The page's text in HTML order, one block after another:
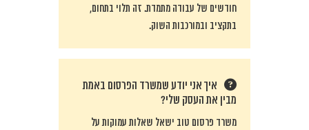
חודשים של עבודה מתמדת. זה תלוי בתחום,
בתקציב ובמורכבות השוק.
איך אני יודע שמשרד הפרסום באמת
מבין את העסק שלי?
משרד פרסום טוב ישאל שאלות עמוקות על